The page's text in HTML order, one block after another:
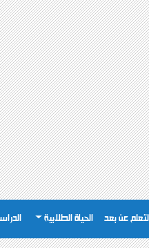
عن بعد الحياة الطلابية